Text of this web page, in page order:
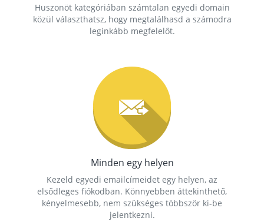
Huszonöt kategóriában számtalan egyedi domain
közül választhatsz, hogy megtalálhasd a számodra
leginkább megfelelőt.
Minden egy helyen
Kezeld egyedi emailcímeidet egy helyen, az
elsődleges fiókodban. Könnyebben áttekinthető,
kényelmesebb, nem szükséges többször ki-be
jelentkezni.